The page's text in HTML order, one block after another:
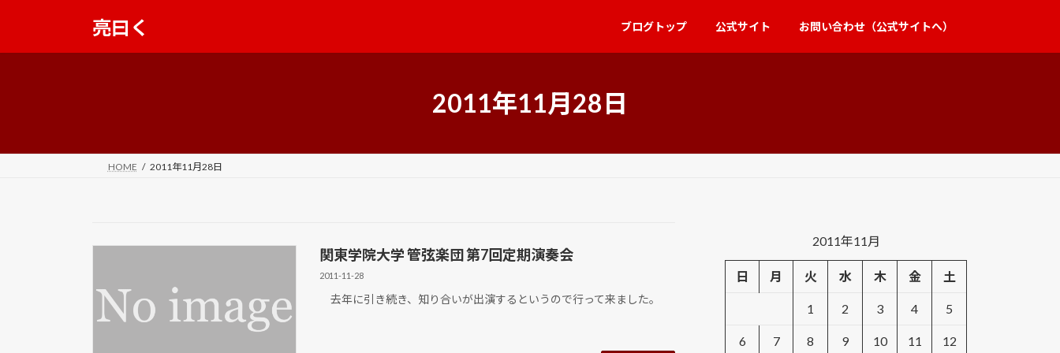
亮曰く ブログトップ 公式サイト お問い合わせ（公式サイトへ）
2011年11月28日
HOME 2011年11月28日
関東学院大学 管弦楽団 第7回定期演奏会
2011-11-28
去年に引き続き、知り合いが出演するというので行って来ました。
2011年11月
日 月 火 水 木 金 土
1 2 3 4 5
6 7 8 9 10 11 12